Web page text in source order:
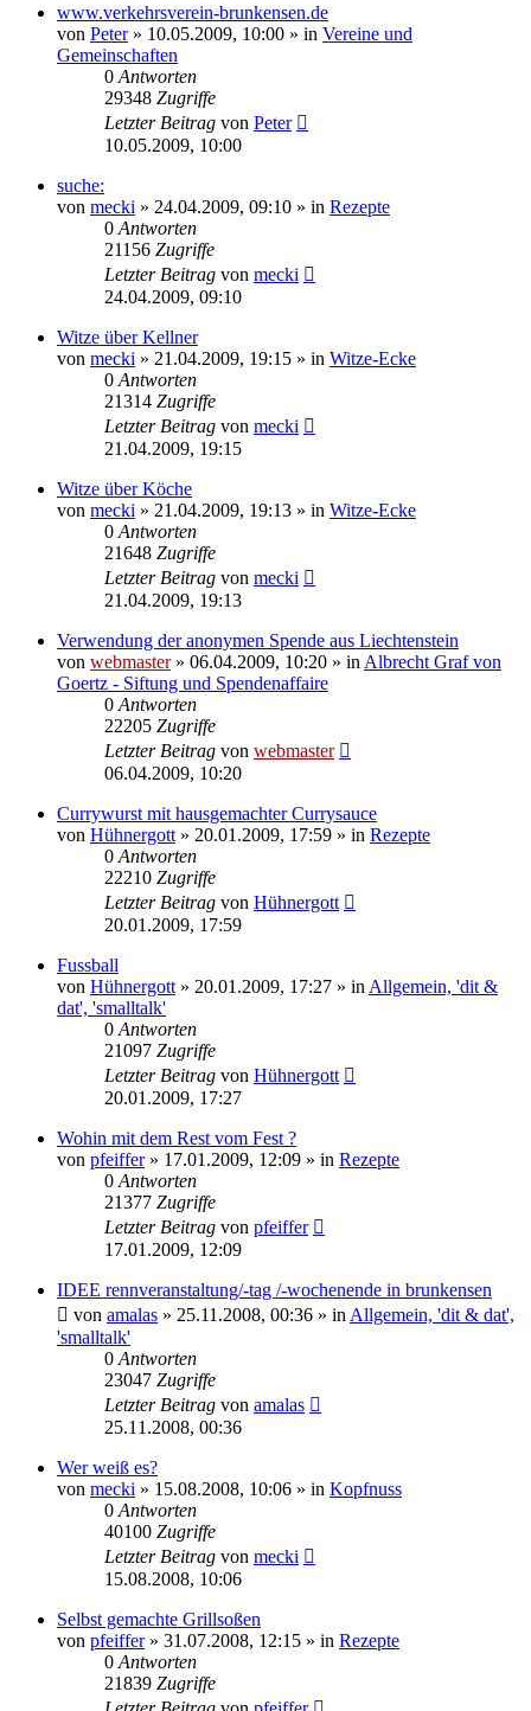
www.verkehrsverein-brunkensen.de
von Peter» 10.05.2009, 10:00 » in Vereine und
Gemeinschaften
0 Antworten
29348 Zugriffe
Letzter Beitrag von Peter
10.05.2009, 10:00
suche:
von mecki » 24.04.2009, 09:10 » in Rezepte
0 Antworten
21156 Zugriffe
Letzter Beitrag von mecki
24.04.2009, 09:10
Witze über Kellner
von mecki » 21.04.2009, 19:15 » in Witze-Ecke
0 Antworten
21314 Zugriffe
Letzter Beitrag von mecki
21.04.2009, 19:15
Witze über Köche
von mecki » 21.04.2009, 19:13 » in Witze-Ecke
0 Antworten
21648 Zugriffe
Letzter Beitrag von mecki
21.04.2009, 19:13
Verwendung der anonymen Spende aus Liechtenstein
von webmaster» 06.04.2009, 10:20 » in Albrecht Graf von
Goertz - Siftung und Spendenaffaire
0 Antworten
22205 Zugriffe
Letzter Beitrag von webmaster
06.04.2009, 10:20
Currywurst mit hausgemachter Currysauce
von Hühnergott » 20.01.2009, 17:59 » in Rezepte
0 Antworten
22210 Zugriffe
Letzter Beitrag von Hühnergott
20.01.2009, 17:59
Fussball
von Hühnergott » 20.01.2009, 17:27 » in Allgemein, 'dit &
dat', 'smalltalk'
0 Antworten
21097 Zugriffe
Letzter Beitrag von Hühnergott
20.01.2009, 17:27
Wohin mit dem Rest vom Fest ?
von pfeiffer» 17.01.2009, 12:09 » in Rezepte
0 Antworten
21377 Zugriffe
Letzter Beitrag von pfeiffer
17.01.2009, 12:09
IDEE rennveranstaltung/-tag /-wochenende in brunkensen
von amalas » 25.11.2008, 00:36 » in Allgemein, 'dit & dat',
'smalltalk'
0 Antworten
23047 Zugriffe
Letzter Beitrag von amalas
25.11.2008, 00:36
Wer weiß es?
von mecki » 15.08.2008, 10:06 » in Kopfnuss
0 Antworten
40100 Zugriffe
Letzter Beitrag von mecki
15.08.2008, 10:06
Selbst gemachte Grillsoßen
von pfeiffer» 31.07.2008, 12:15 » in Rezepte
0 Antworten
21839 Zugriffe